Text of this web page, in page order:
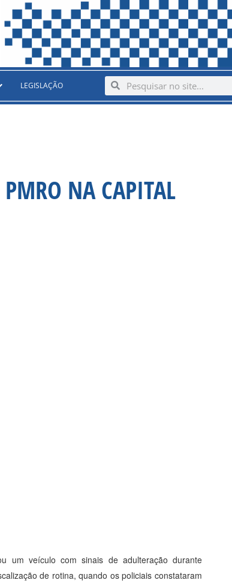
LEGISLAÇÃO SearchSearch
NA CAPITAL
um veículo com sinais de adulteração durante
de rotina, quando os policiais constataram